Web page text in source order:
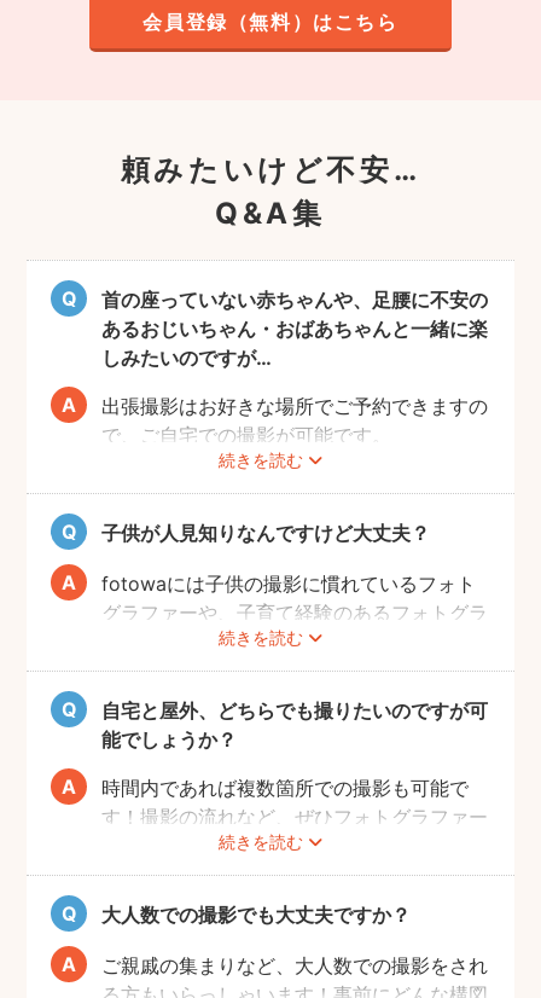
会員登録（無料）はこちら
頼みたいけど不安…
Q&A集
首の座っていない赤ちゃんや、足腰に不安の
あるおじいちゃん・おばあちゃんと一緒に楽
しみたいのですが…
続きを読む
出張撮影はお好きな場所でご予約できますの
で、ご自宅での撮影が可能です。
ご家族みなさんが撮りやすい場所をご指定い
ただければと思います。
子供が人見知りなんですけど大丈夫？
続きを読む
fotowaには子供の撮影に慣れているフォト
グラファーや、子育て経験のあるフォトグラ
ファーがたくさんいます！お子様のペースに
合わせて撮影をするので、人見知りのお子様
でも自然な表情を引き出してくれます。
自宅と屋外、どちらでも撮りたいのですが可
能でしょうか？
続きを読む
時間内であれば複数箇所での撮影も可能で
す！撮影の流れなど、ぜひフォトグラファー
に相談してみてください。
大人数での撮影でも大丈夫ですか？
ご親戚の集まりなど、大人数での撮影をされ